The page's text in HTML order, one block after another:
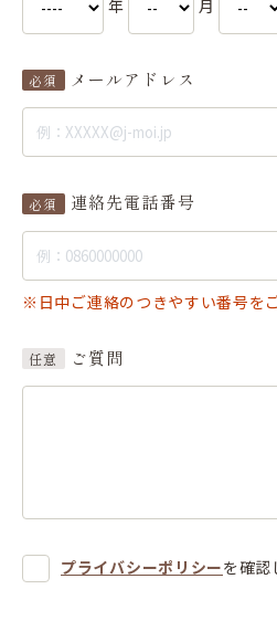
年 月
必須 メールアドレス
必須 連絡先電話番号
※日中ご連絡のつきやすい番号を
任意 ご質問
プライバシーポリシーを確認